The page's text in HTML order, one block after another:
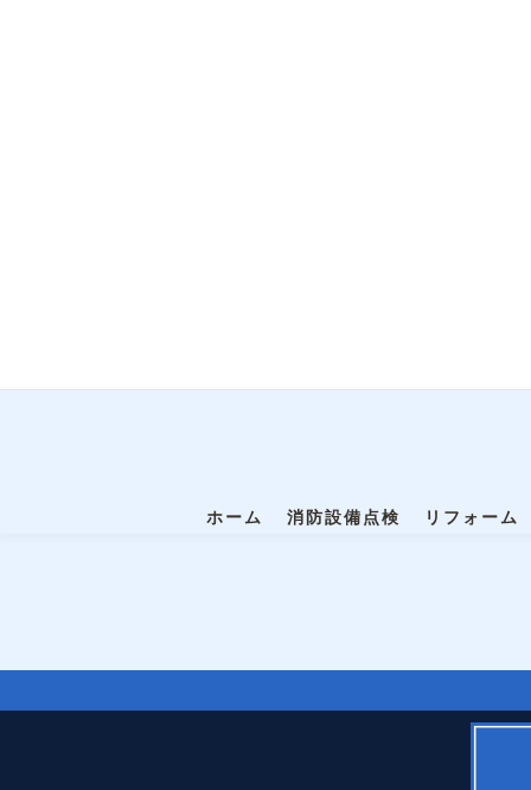
ホーム 消防設備点検 リフォーム